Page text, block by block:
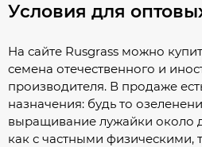
Условия для
На сайте Rusgrass можно
семена отечественного и
производителя. В продаже
назначения: будь то
выращивание лужайки около
как с частными физическими,